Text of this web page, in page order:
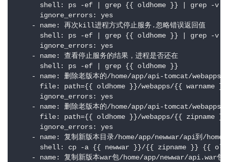
shell: ps -ef | grep {{ oldhome }} | grep -v
ignore_errors: yes
- name: 再次kill进程方式停止服务.忽略错误返回值
shell: ps -ef | grep {{ oldhome }} | grep -v
ignore_errors: yes
- name: 查看停止服务的结果，进程是否还在
shell: ps -ef | grep {{ oldhome }}
- name: 删除老版本的/home/app/api-tomcat/webapps/
file: path={{ oldhome }}/webapps/{{ warname }}
ignore_errors: yes
- name: 删除老版本的/home/app/api-tomcat/webapps/
file: path={{ oldhome }}/webapps/{{ zipname }}
ignore_errors: yes
- name: 复制新版本目录/home/app/newwar/api到/
shell: cp -a {{ newwar }}/{{ zipname }} {{
- name: 复制新版本war包/home/app/newwar/api.war包